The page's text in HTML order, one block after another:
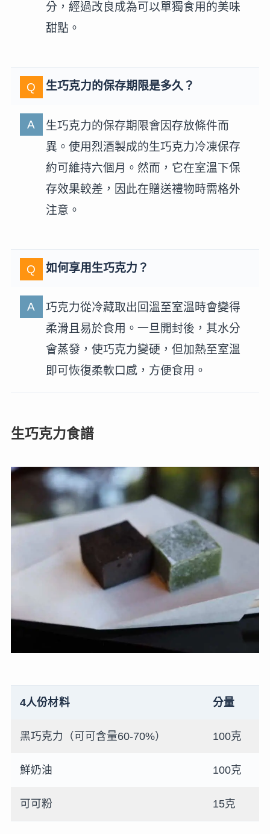
分，經過改良成為可以單獨食用的美味
甜點。
生巧克力的保存期限是多久？
生巧克力的保存期限會因存放條件而
異。使用烈酒製成的生巧克力冷凍保存
約可維持六個月。然而，它在室溫下保
存效果較差，因此在贈送禮物時需格外
注意。
如何享用生巧克力？
巧克力從冷藏取出回溫至室溫時會變得
柔滑且易於食用。一旦開封後，其水分
會蒸發，使巧克力變硬，但加熱至室溫
即可恢復柔軟口感，方便食用。
生巧克力食譜
4人份材料 分量
黑巧克力（可可含量60-70%） 100克
鮮奶油 100克
可可粉 15克